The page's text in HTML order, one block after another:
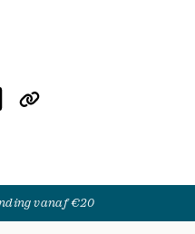
vanaf €20